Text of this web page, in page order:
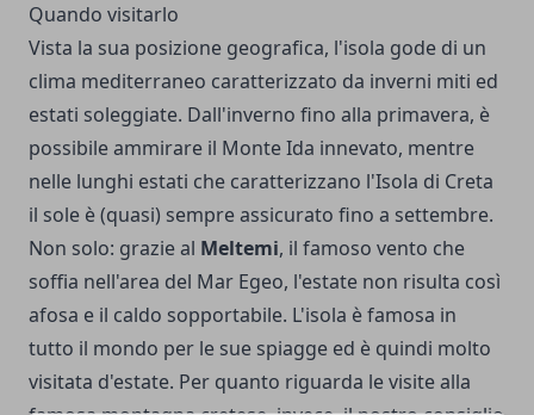
Quando visitarlo
Vista la sua posizione geografica, l'isola gode di un
clima mediterraneo caratterizzato da inverni miti ed
estati soleggiate. Dall'inverno fino alla primavera, è
possibile ammirare il Monte Ida innevato, mentre
nelle lunghi estati che caratterizzano l'Isola di Creta
il sole è (quasi) sempre assicurato fino a settembre.
Non solo: grazie al Meltemi, il famoso vento che
soffia nell'area del Mar Egeo, l'estate non risulta così
afosa e il caldo sopportabile. L'isola è famosa in
tutto il mondo per le sue spiagge ed è quindi molto
visitata d'estate. Per quanto riguarda le visite alla